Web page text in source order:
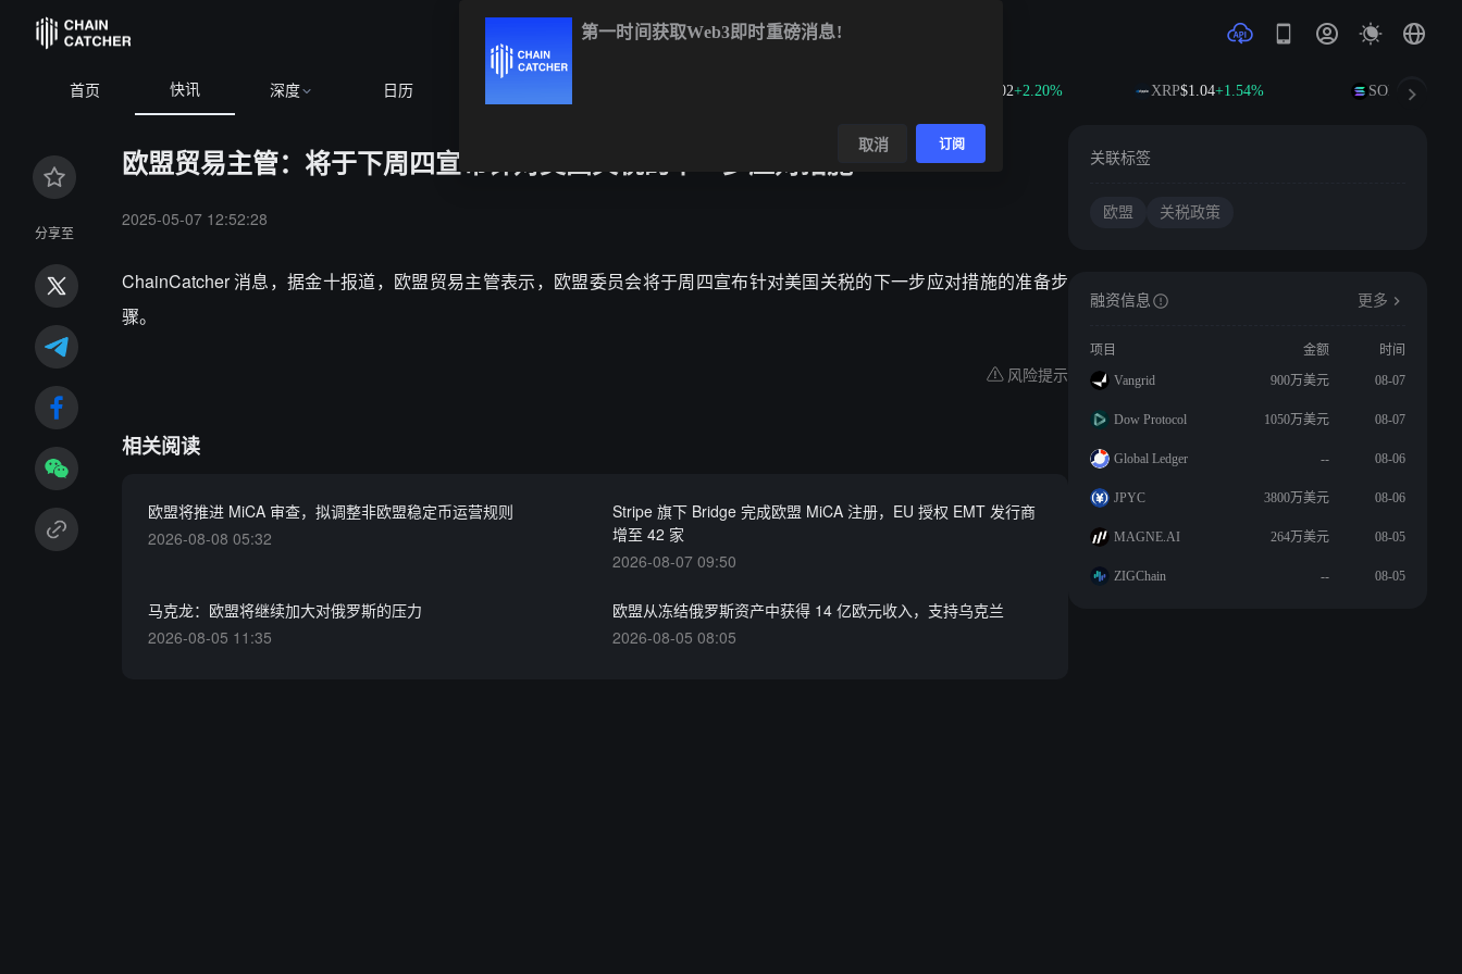
首页 快讯 深度 日历 $605.02+2.20% XRP$1.04+1.54% SOL $76.30
分享至
欧盟贸易主管：将于下周四宣布针对美国关税的下一步应对措施
2025-05-07 12:52:28
ChainCatcher 消息，据金十报道，欧盟贸易主管表示，欧盟委员会将于周四宣布针对美国关税的下一步应对措施的准备步
骤。
风险提示
相关阅读
欧盟将推进 MiCA 审查，拟调整非欧盟稳定币运营规则
2026-08-08 05:32
Stripe 旗下 Bridge 完成欧盟 MiCA 注册，EU 授权 EMT 发行商
增至 42 家
2026-08-07 09:50
马克龙：欧盟将继续加大对俄罗斯的压力
2026-08-05 11:35
欧盟从冻结俄罗斯资产中获得 14 亿欧元收入，支持乌克兰
2026-08-05 08:05
关联标签
欧盟 关税政策
融资信息 更多
项目 金额
时间
Vangrid
900万美元 08-07
Dow Protocol 1050万美元 08-07
Global Ledger -- 08-06
JPYC 3800万美元 08-06
MAGNE.AI 264万美元 08-05
ZIGChain -- 08-05
第一时间获取Web3即时重磅消息!
取消 订阅